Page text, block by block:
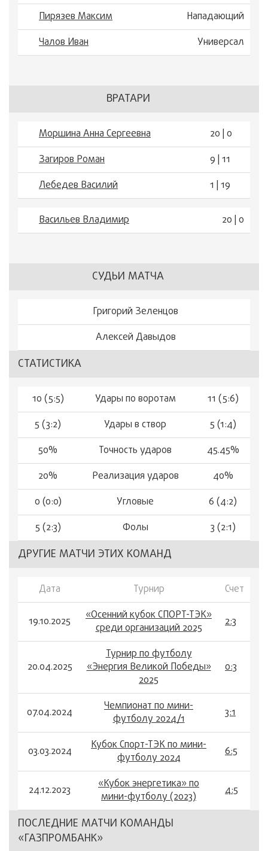
Пирязев Максим
Нападающий
Чалов Иван
Универсал
ВРАТАРИ
Моршина Анна Сергеевна
20 | 0
Загиров Роман
9 | 11
Лебедев Василий
1 | 19
Васильев Владимир 20 | 0
СУДЬИ МАТЧА
Григорий Зеленцов
Алексей Давыдов
СТАТИСТИКА
10 (5:5) Удары по воротам
11 (5:6)
5 (3:2)
Удары в створ
5 (1:4)
50%
Точность ударов
45.45%
20%
Реализация ударов
40%
0 (0:0)
Угловые
6 (4:2)
5 (2:3)
Фолы 3 (2:1)
ДРУГИЕ МАТЧИ ЭТИХ КОМАНД
Дата Турнир Счет
19.10.2025
«Осенний кубок СПОРТ-ТЭК»
среди организаций 2025
2:3
20.04.2025
Турнир по футболу
«Энергия Великой Победы»
2025
0:3
07.04.2024
Чемпионат по мини-
футболу 2024/1
3:1
03.03.2024
Кубок Спорт-ТЭК по мини-
футболу 2024
6:5
24.12.2023
«Кубок энергетика» по
мини-футболу (2023)
4:5
ПОСЛЕДНИЕ МАТЧИ КОМАНДЫ
«ГАЗПРОМБАНК»